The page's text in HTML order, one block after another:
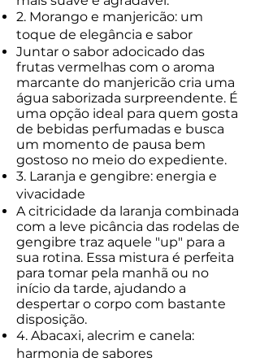
2. Morango e manjericão: um
toque de elegância e sabor
Juntar o sabor adocicado das
frutas vermelhas com o aroma
marcante do manjericão cria uma
água saborizada surpreendente. É
uma opção ideal para quem gosta
de bebidas perfumadas e busca
um momento de pausa bem
gostoso no meio do expediente.
3. Laranja e gengibre: energia e
vivacidade
A citricidade da laranja combinada
com a leve picância das rodelas de
gengibre traz aquele "up" para a
sua rotina. Essa mistura é perfeita
para tomar pela manhã ou no
início da tarde, ajudando a
despertar o corpo com bastante
disposição.
4. Abacaxi, alecrim e canela:
harmonia de sabores